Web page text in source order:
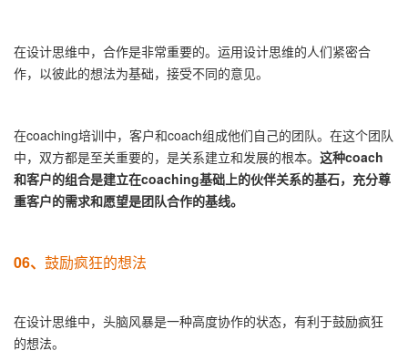
在设计思维中，合作是非常重要的。运用设计思维的人们紧密合
作，以彼此的想法为基础，接受不同的意见。
在coaching培训中，客户和coach组成他们自己的团队。在这个团队
中，双方都是至关重要的，是关系建立和发展的根本。 这种coach
和客户的组合是建立在coaching基础上的伙伴关系的基石， 充分尊
重客户的需求和愿望是团队合作的基线。
06、 鼓励疯狂的想法
在设计思维中，头脑风暴是一种高度协作的状态，有利于鼓励疯狂
的想法。